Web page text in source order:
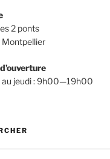
2 ponts
au jeudi : 9h00—19h00